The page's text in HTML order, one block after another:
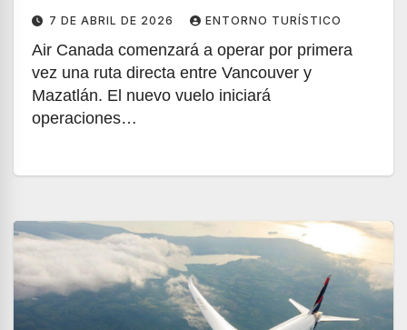
7 DE ABRIL DE 2026 ENTORNO TURÍSTICO
Air Canada comenzará a operar por primera
vez una ruta directa entre Vancouver y
Mazatlán. El nuevo vuelo iniciará
operaciones…